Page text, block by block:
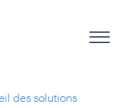
des solutions